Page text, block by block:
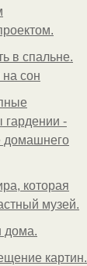
в спальне.
сон
гардении -
домашнего
которая
музей.
дома.
картин.